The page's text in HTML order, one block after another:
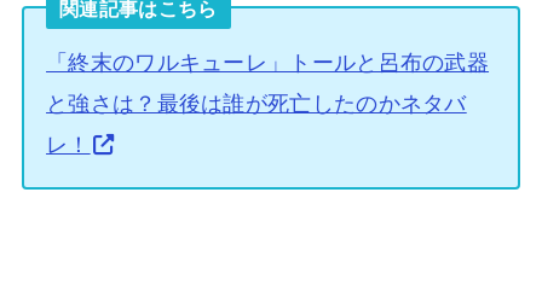
関連記事はこちら
「終末のワルキューレ」トールと呂布の武器
と強さは？最後は誰が死亡したのかネタバ
レ！